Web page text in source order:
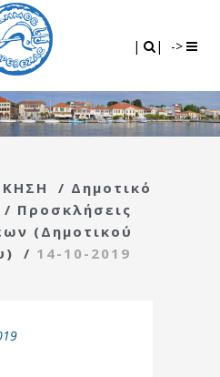
| | ->
/ Δημοτικό
/ Προσκλήσεις
(Δημοτικού
/ 14-10-2019